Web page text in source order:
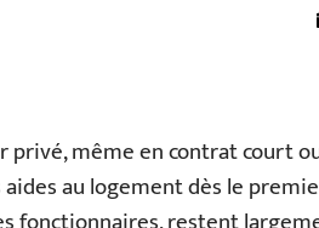
privé, même en contrat court
au logement dès le